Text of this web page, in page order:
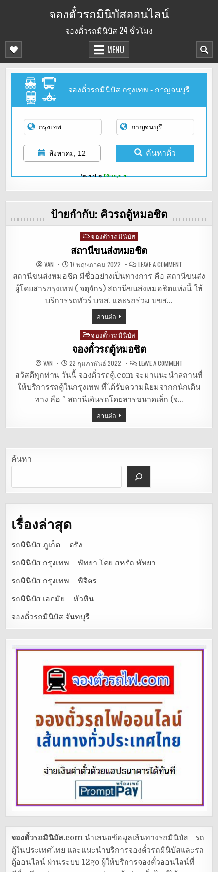
จองตั๋วรถมินิบัสออนไลน์
จองตั๋วรถมินิบัส 24 ชั่วโมง
MENU
จองตั๋วรถมินิบัส กรุงเทพ - กาญจนบุรี
สิงหาคม, 12 ค้นหาตั๋ว
Powered by12Go system
ป้ายกำกับ: คิวรถตู้หมอชิต
Posted
in
จองตั๋วรถมินิบัส
สถานีขนส่งหมอชิต
VAN 17 พฤษภาคม 2022 LEAVE A COMMENTON
สถานี
ขนส่ง
หมอชิต
สถานีขนส่งหมอชิต มีชื่ออย่างเป็นทางการ คือ สถานีขนส่ง
ผู้โดยสารกรุงเทพ ( จตุจักร) สถานีขนส่งหมอชิตแห่งนี้ ให้
บริการรถทัวร์ บขส. และรถร่วม บขส…
อ่านต่อ
Posted
in
จองตั๋วรถมินิบัส
จองตั๋วรถตู้หมอชิต
VAN 22 กุมภาพันธ์ 2022 LEAVE A COMMENT
ตั๋ว
รถ
ตู้
สวัสดีทุกท่าน วันนี้ จองตั๋วรถตู้.com จะมาแนะนำสถานที่
ให้บริการรถตู้ในกรุงเทพ ที่ได้รับความนิยมจากกนักเดิน
ทาง คือ ” สถานีเดินรถโดยสารขนาดเล็ก (จ…
อ่านต่อ
ค้นหา
เรื่องล่าสุด
รถมินิบัส ภูเก็ต – ตรัง
รถมินิบัส กรุงเทพ – พัทยา โดย สหรัถ พัทยา
รถมินิบัส กรุงเทพ – พิจิตร
รถมินิบัส เอกมัย – หัวหิน
จองตั๋วรถมินิบัส จันทบุรี
จองตั๋วรถมินิบัส.com นำเสนอข้อมูลเส้นทางรถมินิบัส - รถ
ตู้ในประเทศไทย และแนะนำบริการจองตั๋วรถมินิบัสและรถ
ตู้ออนไลน์ ผ่านระบบ 12go ผู้ให้บริการจองตั๋วออนไลน์ที่